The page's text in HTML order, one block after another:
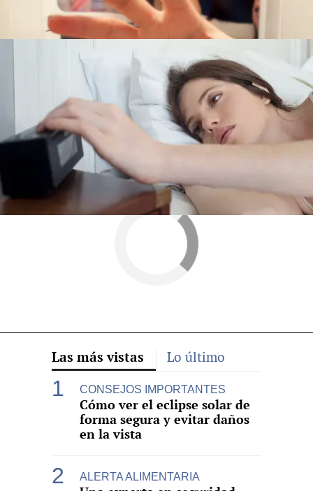
perder peso nada más levantarte
Más sobre este tema:
remedios deporte Adelgazar tutorial
Las más vistas Lo último
CONSEJOS IMPORTANTES
Cómo ver el eclipse solar de
forma segura y evitar daños
en la vista
ALERTA ALIMENTARIA